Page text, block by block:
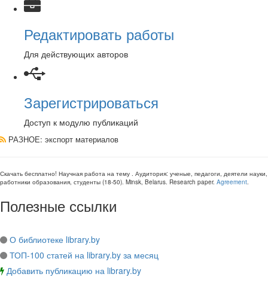
Редактировать работы
Для действующих авторов
Зарегистрироваться
Доступ к модулю публикаций
РАЗНОЕ: экспорт материалов
Скачать бесплатно! Научная работа на тему . Аудитория: ученые, педагоги, деятели науки,
работники образования, студенты (18-50). Minsk, Belarus. Research paper. Agreement.
Полезные ссылки
О библиотеке library.by
ТОП-100 статей на library.by за месяц
Добавить публикацию на library.by